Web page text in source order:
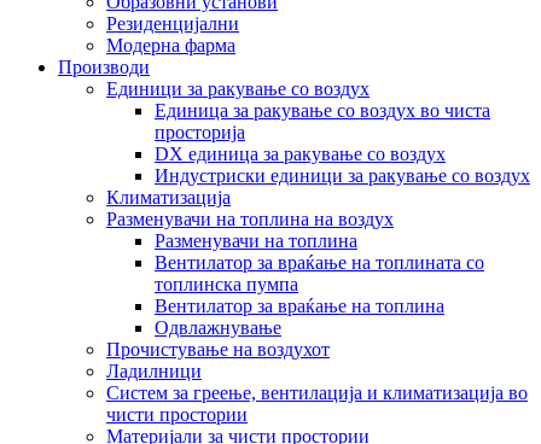
Резиденцијални
Модерна фарма
Производи
Единици за ракување со воздух
Единица за ракување со воздух во чиста
просторија
DX единица за ракување со воздух
Индустриски единици за ракување со воздух
Климатизација
Разменувачи на топлина на воздух
Разменувачи на топлина
Вентилатор за враќање на топлината со
топлинска пумпа
Вентилатор за враќање на топлина
Одвлажнување
Прочистување на воздухот
Ладилници
Систем за греење, вентилација и климатизација во
чисти простории
Материјали за чисти простории